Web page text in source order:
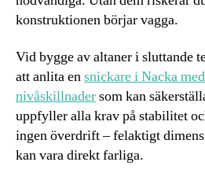
konstruktionen börjar vagga.
Vid bygge av altaner i sluttande
att anlita ensnickare i Nacka
nivåskillnadersom kan
uppfyller alla krav på stabilitet
ingen överdrift – felaktigt
kan vara direkt farliga.